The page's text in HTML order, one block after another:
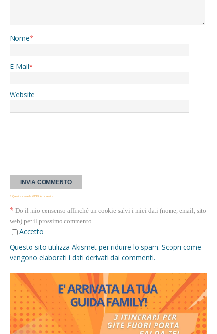
Nome*
E-Mail*
Website
* Questa casella GDPR è richiesta
* Do il mio consenso affinché un cookie salvi i miei dati (nome, email, sito
web) per il prossimo commento.
Accetto
Questo sito utilizza Akismet per ridurre lo spam. Scopri come
vengono elaborati i dati derivati dai commenti.